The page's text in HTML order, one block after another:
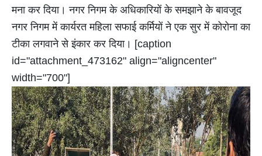
मना कर दिया। नगर निगम के अधिकारियों के समझाने के बावजूद
नगर निगम में कार्यरत महिला सफाई कर्मियों ने एक सुर में कोरोना का
टीका लगवाने से इंकार कर दिया। [caption
id="attachment_473162" align="aligncenter"
width="700"]